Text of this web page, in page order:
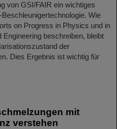
von GSI/FAIR ein wichtiges
Wie
on Progress in Physics und in
beschreiben, bleibt
der
Dies Ergebnis ist wichtig für
mit
verstehen